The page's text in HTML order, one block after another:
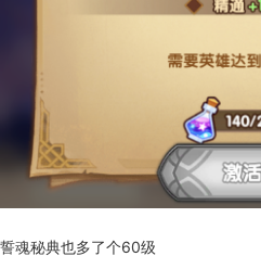
誓魂秘典也多了个60级